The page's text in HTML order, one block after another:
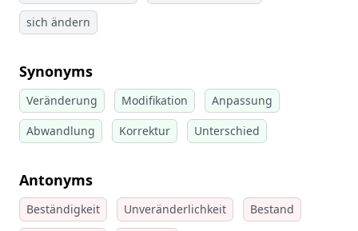
sich ändern
Synonyms
Veränderung Modifikation
Anpassung
Abwandlung
Korrektur Unterschied
Antonyms
Beständigkeit Unveränderlichkeit
Bestand